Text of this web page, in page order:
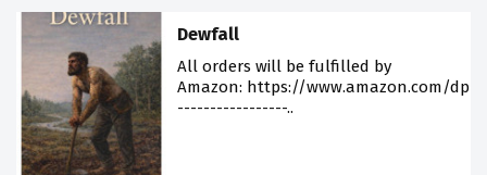
Dewfall
All orders will be fulfilled by
Amazon: https://www.amazon.com/dp/
-----------------..